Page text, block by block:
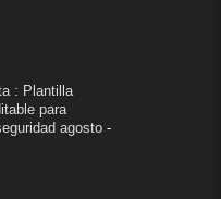
: Plantilla
para
agosto-